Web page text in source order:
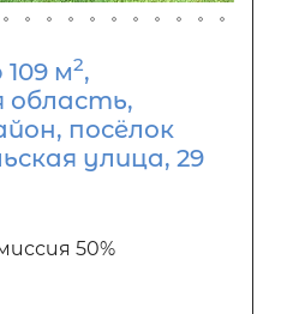
м2,
область,
посёлок
улица, 29
50%